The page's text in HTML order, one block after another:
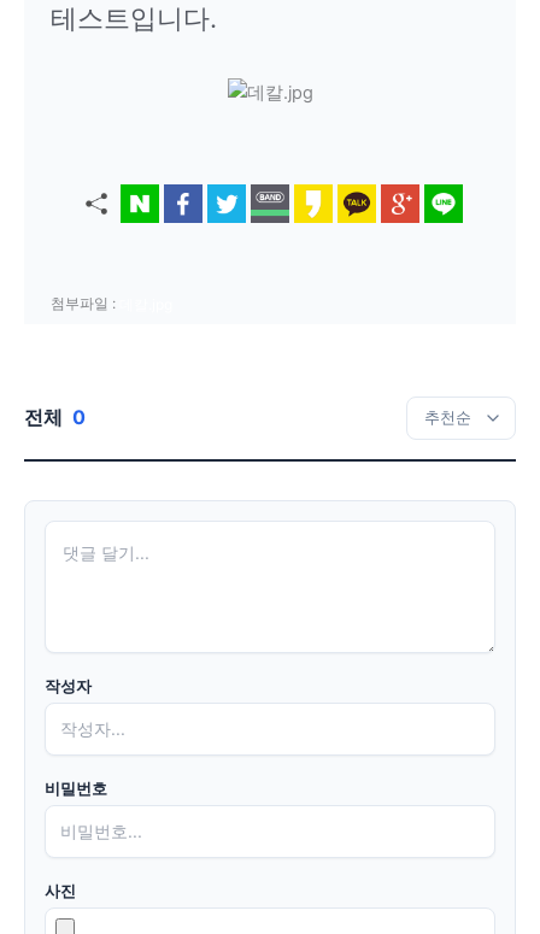
테스트입니다.
첨부파일 :
전체 0
작성자
비밀번호
사진